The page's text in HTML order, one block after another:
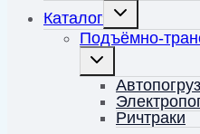
Каталог
Переключить
дочернее
меню
Подъёмно-
Переключить
дочернее
меню
Ричтраки